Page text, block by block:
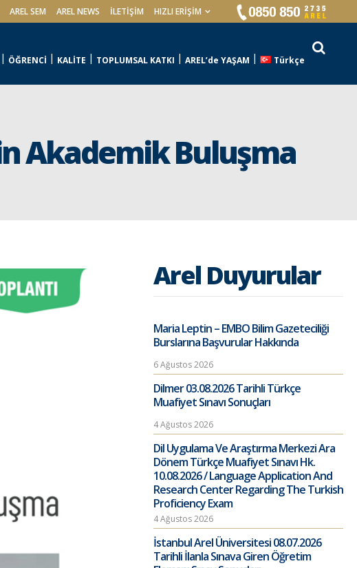
AREL SEM AREL NEWS İLETIŞIM HIZLI ERİŞİM
ÖĞRENCİ KALİTE TOPLUMSAL KATKI AREL’de YAŞAM Türkçe
Akademik Buluşma
Arel Duyurular
Maria Leptin – EMBO Bilim Gazeteciliği
Burslarına Başvurular Hakkında
6 Ağustos 2026
Dilmer 03.08.2026 Tarihli Türkçe
Muafiyet Sınavı Sonuçları
4 Ağustos 2026
Dil Uygulama Ve Araştırma Merkezi Ara
Dönem Türkçe Muafiyet Sınavı Hk.
10.08.2026 / Language Application And
Research Center Regarding The Turkish
Proficiency Exam
4 Ağustos 2026
İstanbul Arel Üniversitesi 08.07.2026
Tarihli İlanla Sınava Giren Öğretim